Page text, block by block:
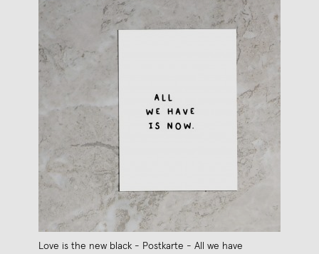
Love is the new black - Postkarte - All we have